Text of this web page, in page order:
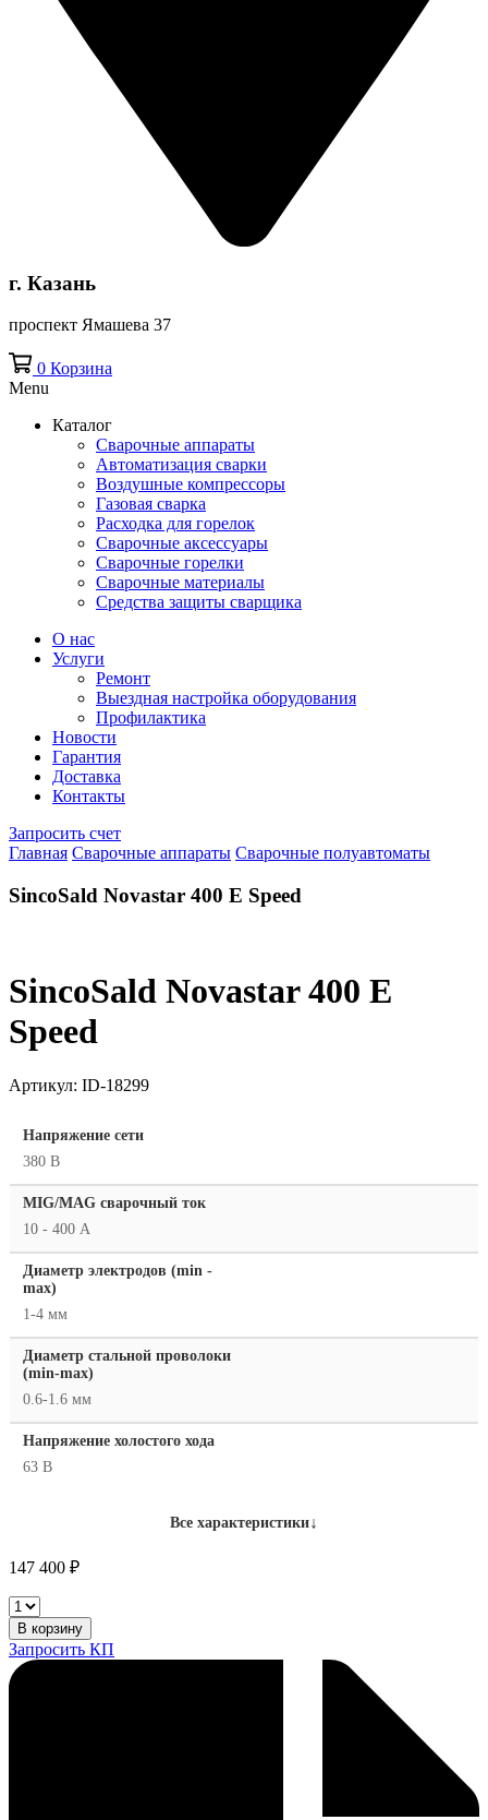
г. Казань
проспект Ямашева 37
0 Корзина
Menu
Каталог
Сварочные аппараты
Автоматизация сварки
Воздушные компрессоры
Газовая сварка
Расходка для горелок
Сварочные аксессуары
Сварочные горелки
Сварочные материалы
Средства защиты сварщика
О нас
Услуги
Ремонт
Выездная настройка оборудования
Профилактика
Новости
Гарантия
Доставка
Контакты
Запросить счет
Главная Сварочные аппараты Сварочные полуавтоматы
SincoSald Novastar 400 E Speed
SincoSald Novastar 400 E
Speed
Артикул: ID-18299
Напряжение сети
380 В
MIG/MAG cварочный ток
10 - 400 А
Диаметр электродов (min -
max)
1-4 мм
Диаметр стальной проволоки
(min-max)
0.6-1.6 мм
Напряжение холостого хода
63 В
Все характеристики↓
147 400 ₽
SincoSald
Novastar
400
E
Speed
В корзину
Запросить КП